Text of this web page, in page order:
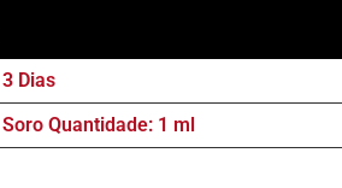
3 Dias
Soro Quantidade: 1 ml